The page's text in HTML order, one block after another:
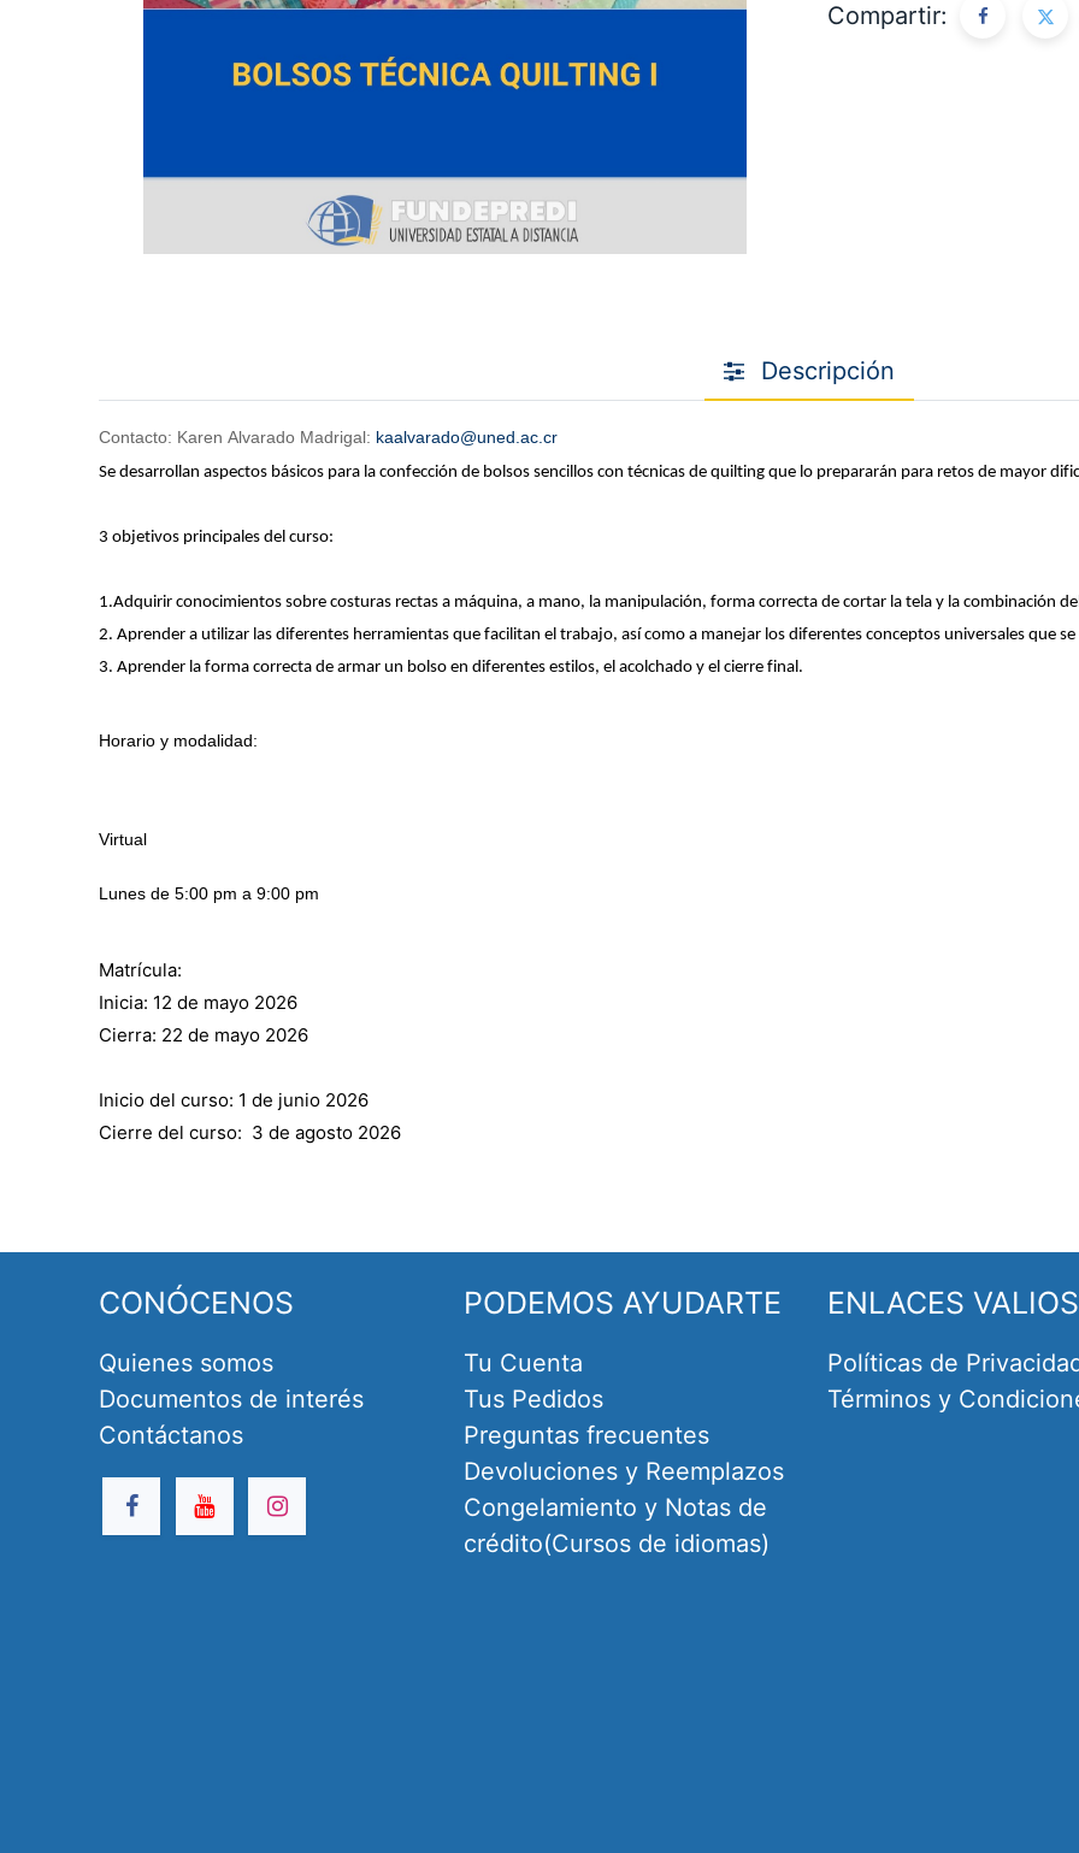
Compartir:
Descripción
Contacto: Karen Alvarado Madrigal: kaalvarado@uned.ac.cr
Se desarrollan aspectos básicos para la confección de bolsos sencillos con técnicas de quilting que lo prepararán para retos de mayor
3 objetivos principales del curso:
1.Adquirir conocimientos sobre costuras rectas a máquina, a mano, la manipulación, forma correcta de cortar la tela y la combinación
2. Aprender a utilizar las diferentes herramientas que facilitan el trabajo, así como a manejar los diferentes conceptos universales que
3. Aprender la forma correcta de armar un bolso en diferentes estilos, el acolchado y el cierre final.
Horario y modalidad:
Virtual
Lunes de 5:00 pm a 9:00 pm
Matrícula:
Inicia: 12 de mayo 2026
Cierra: 22 de mayo 2026
Inicio del curso: 1 de junio 2026
Cierre del curso: 3 de agosto 2026
CONÓCENOS
Quienes somos
Documentos de interés
Contáctanos
PODEMOS AYUDARTE
Tu Cuenta
Tus Pedidos
Preguntas frecuentes
Devoluciones y Reemplazos
Congelamiento y Notas de
crédito(Cursos de idiomas)
ENLACES
Políticas de
Términos y